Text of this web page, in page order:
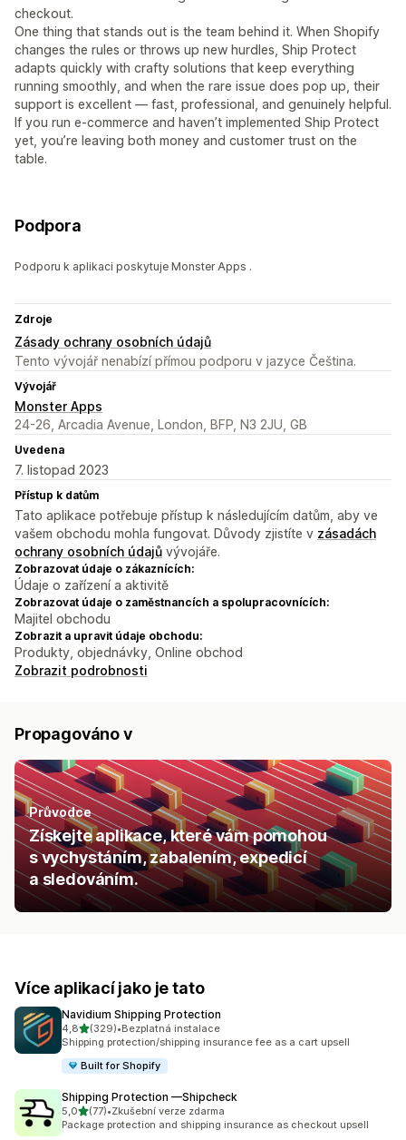
checkout.
One thing that stands out is the team behind it. When Shopify
changes the rules or throws up new hurdles, Ship Protect
adapts quickly with crafty solutions that keep everything
running smoothly, and when the rare issue does pop up, their
support is excellent — fast, professional, and genuinely helpful.
If you run e-commerce and haven’t implemented Ship Protect
yet, you’re leaving both money and customer trust on the
table.
Podpora
Podporu k aplikaci poskytuje Monster Apps .
Zdroje
Zásady ochrany osobních údajů
Tento vývojář nenabízí přímou podporu v jazyce Čeština.
Vývojář
Monster Apps
24-26, Arcadia Avenue, London, BFP, N3 2JU, GB
Uvedena
7. listopad 2023
Přístup k datům
Tato aplikace potřebuje přístup k následujícím datům, aby ve
vašem obchodu mohla fungovat. Důvody zjistíte v zásadách
ochrany osobních údajů vývojáře.
Zobrazovat údaje o zákaznících:
Údaje o zařízení a aktivitě
Zobrazovat údaje o zaměstnancích a spolupracovnících:
Majitel obchodu
Zobrazit a upravit údaje obchodu:
Produkty, objednávky, Online obchod
Zobrazit podrobnosti
Propagováno v
Průvodce
Získejte aplikace, které vám pomohou
s vychystáním, zabalením, expedicí
a sledováním.
Více aplikací jako je tato
Navidium Shipping Protection
4,8z 5 hvězd
(329)
Celkový počet recenzí: 329
•Bezplatná instalace
Shipping protection/shipping insurance fee as a cart upsell
Built for Shopify
Shipping Protection —Shipcheck
5,0z 5 hvězd
(77)
Celkový počet recenzí: 77
•Zkušební verze zdarma
Package protection and shipping insurance as checkout upsell